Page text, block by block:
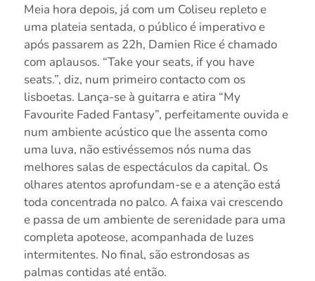
Meia hora depois, já com um Coliseu repleto e
uma plateia sentada, o público é imperativo e
após passarem as 22h, Damien Rice é chamado
com aplausos. “Take your seats, if you have
seats.”, diz, num primeiro contacto com os
lisboetas. Lança-se à guitarra e atira “My
Favourite Faded Fantasy”, perfeitamente ouvida e
num ambiente acústico que lhe assenta como
uma luva, não estivéssemos nós numa das
melhores salas de espectáculos da capital. Os
olhares atentos aprofundam-se e a atenção está
toda concentrada no palco. A faixa vai crescendo
e passa de um ambiente de serenidade para uma
completa apoteose, acompanhada de luzes
intermitentes. No final, são estrondosas as
palmas contidas até então.